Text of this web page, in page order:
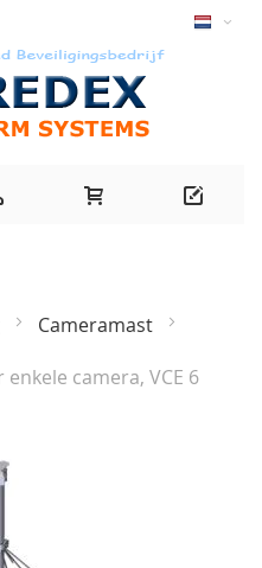
Cameramast
camera, VCE 6